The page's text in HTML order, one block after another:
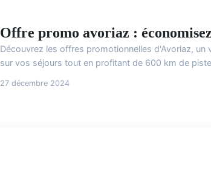
Offre promo avoriaz :
Découvrez les offres promotionnelles d'Avoriaz,
sur vos séjours tout en profitant de 600 km de
27 décembre 2024